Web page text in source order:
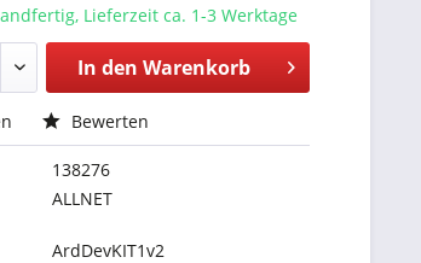
Lieferzeit ca. 1-3 Werktage
In den Warenkorb
Bewerten
138276
ALLNET
ArdDevKIT1v2